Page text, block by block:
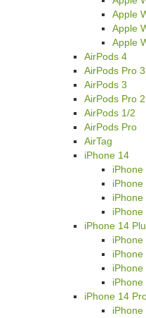
Apple
Apple
Apple
AirPods 4
AirPods Pro 3
AirPods 3
AirPods Pro 2
AirPods 1/2
AirPods Pro
AirTag
iPhone 14
iPhone
iPhone 14
iPhone
iPhone 14